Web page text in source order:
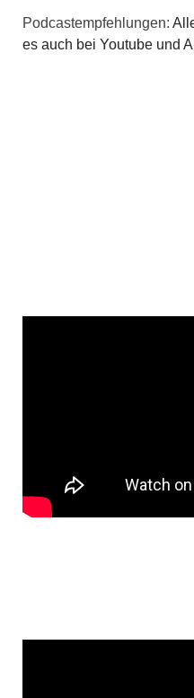
Podcastempfehlungen:
es auch bei Youtube und